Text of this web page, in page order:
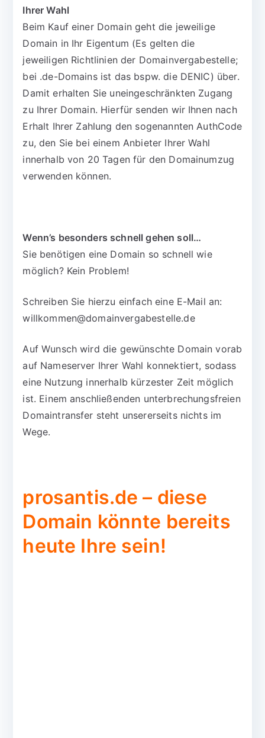
Ihrer Wahl
Beim Kauf einer Domain geht die jeweilige
Domain in Ihr Eigentum (Es gelten die
jeweiligen Richtlinien der Domainvergabestelle;
bei .de-Domains ist das bspw. die DENIC) über.
Damit erhalten Sie uneingeschränkten Zugang
zu Ihrer Domain. Hierfür senden wir Ihnen nach
Erhalt Ihrer Zahlung den sogenannten AuthCode
zu, den Sie bei einem Anbieter Ihrer Wahl
innerhalb von 20 Tagen für den Domainumzug
verwenden können.
Wenn’s besonders schnell gehen soll…
Sie benötigen eine Domain so schnell wie
möglich? Kein Problem!
Schreiben Sie hierzu einfach eine E-Mail an:
willkommen@domainvergabestelle.de
Auf Wunsch wird die gewünschte Domain vorab
auf Nameserver Ihrer Wahl konnektiert, sodass
eine Nutzung innerhalb kürzester Zeit möglich
ist. Einem anschließenden unterbrechungsfreien
Domaintransfer steht unsererseits nichts im
Wege.
prosantis.de – diese
Domain könnte bereits
heute Ihre sein!